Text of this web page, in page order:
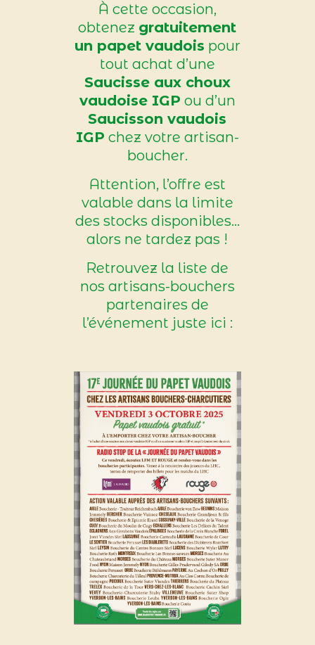
À cette occasion,
obtenez gratuitement
un papet vaudois pour
tout achat d’une
Saucisse aux choux
vaudoise IGP ou d’un
Saucisson vaudois
IGP chez votre artisan-
boucher.
Attention, l’offre est
valable dans la limite
des stocks disponibles…
alors ne tardez pas !
Retrouvez la liste de
nos artisans-bouchers
partenaires de
l’événement juste ici :